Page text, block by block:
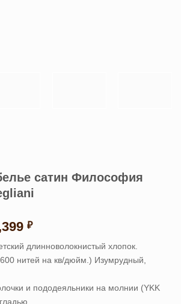
сатин Философия
₽Диапазон
15,899 ₽
–
длинноволокнистый хлопок.
нитей на кв/дюйм.) Изумрудный,
и пододеяльники на молнии (YKK